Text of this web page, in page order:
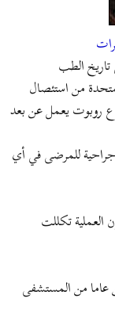
الطب
من استئصال
روبوت يعمل عن بعد
للمرضى في أي
العملية تكللت
عاما من المستشفى